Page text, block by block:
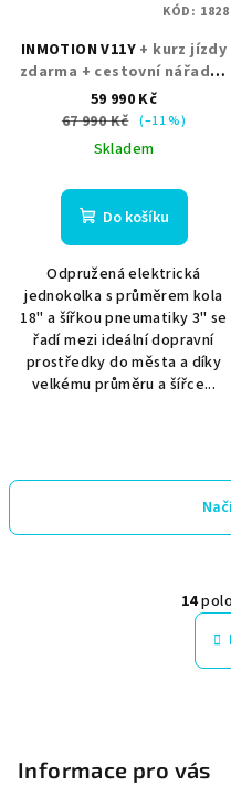
INMOTION V11Y + kurz jízdy
zdarma + cestovní nářadí +
chrániče
59 990 Kč
67 990 Kč (–11 %)
Skladem
Do košíku
Odpružená elektrická
jednokolka s průměrem kola
18" a šířkou pneumatiky 3" se
řadí mezi ideální dopravní
prostředky do města a díky
velkému průměru a šířce...
KÓD: 1828
14
Informace pro vás